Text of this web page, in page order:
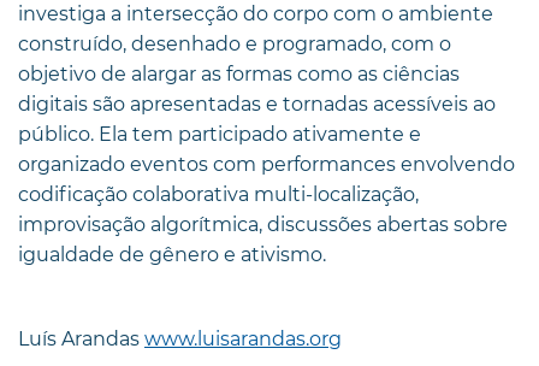
investiga a intersecção do corpo com o ambiente
construído, desenhado e programado, com o
objetivo de alargar as formas como as ciências
digitais são apresentadas e tornadas acessíveis ao
público. Ela tem participado ativamente e
organizado eventos com performances envolvendo
codificação colaborativa multi-localização,
improvisação algorítmica, discussões abertas sobre
igualdade de gênero e ativismo.
Luís Arandas www.luisarandas.org